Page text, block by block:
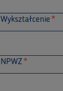
Wykształcenie
NPWZ